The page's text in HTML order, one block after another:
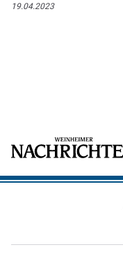
19.04.2023